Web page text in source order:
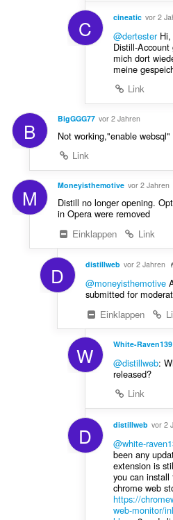
C cineatic vor 2
@dertesterHi,
Distill-
mich dort
meine
Link
B BigGGG77 vor 2 Jahren
Not working,"enable
Link
M Moneyisthemotive vor 2 Jahren
Distill no longer opening.
in Opera were removed
Einklappen
Link
D distillweb vor 2 Jahren
@moneyisthemotive
submitted for
Einklappen
W White-Raven139
@distillweb:
released?
Link
D distillweb vor 2
@white-
been any
extension is
you can
chrome web
https://
web-monitor/